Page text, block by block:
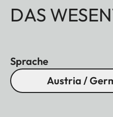
DAS
Sprache
Austria /